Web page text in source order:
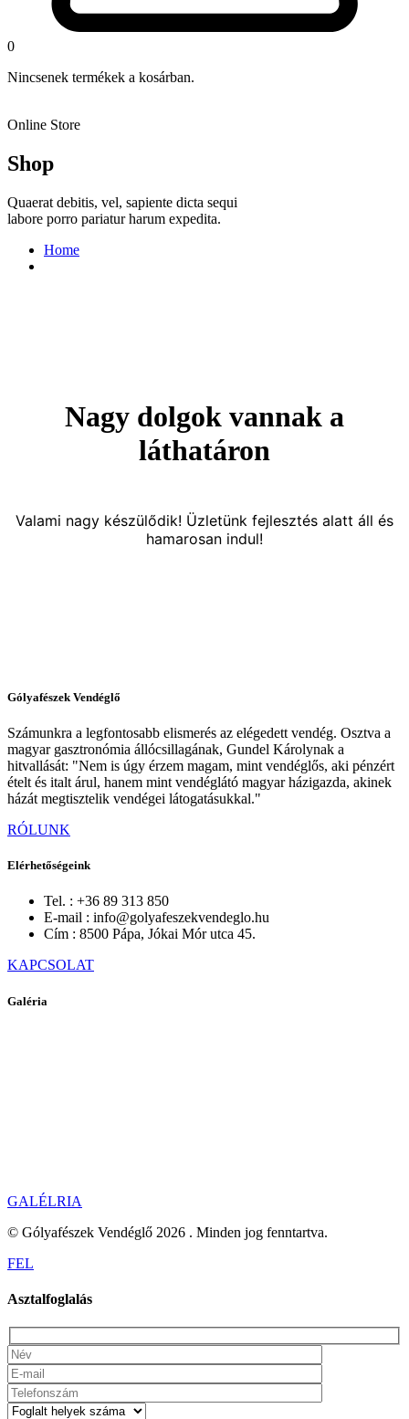
0
Nincsenek termékek a kosárban.
Online Store
Shop
Quaerat debitis, vel, sapiente dicta sequi
labore porro pariatur harum expedita.
Home
Nagy dolgok vannak a
láthatáron
Valami nagy készülődik! Üzletünk fejlesztés alatt áll és
hamarosan indul!
Gólyafészek Vendéglő
Számunkra a legfontosabb elismerés az elégedett vendég. Osztva a
magyar gasztronómia állócsillagának, Gundel Károlynak a
hitvallását: "Nem is úgy érzem magam, mint vendéglős, aki pénzért
ételt és italt árul, hanem mint vendéglátó magyar házigazda, akinek
házát megtisztelik vendégei látogatásukkal."
RÓLUNK
Elérhetőségeink
Tel. : +36 89 313 850
E-mail : info@golyafeszekvendeglo.hu
Cím : 8500 Pápa, Jókai Mór utca 45.
KAPCSOLATKAPCSOLATELÉRHETŐSÉGEINK
Galéria
GALÉLRIA
© Gólyafészek Vendéglő 2026 . Minden jog fenntartva.
FEL
Asztalfoglalás